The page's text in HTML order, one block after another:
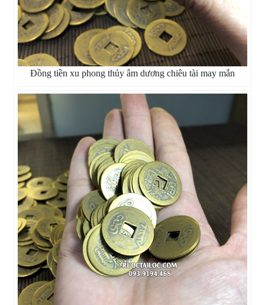
Đồng tiền xu phong thủy âm dương chiêu tài may mắn